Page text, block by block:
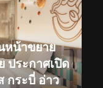
หน้าขยาย
ประกาศเปิด
กระบี่ อ่าว